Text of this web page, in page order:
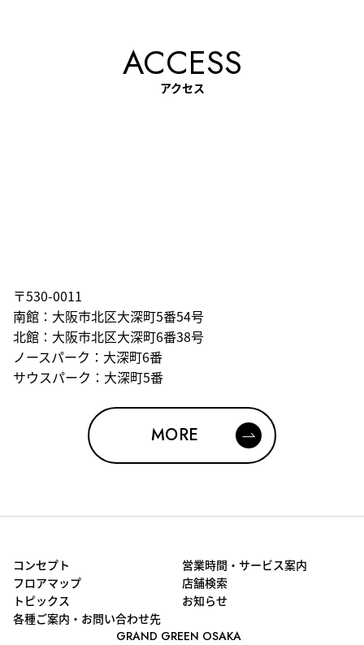
ACCESS
アクセス
〒530-0011
南館：大阪市北区大深町5番54号
北館：大阪市北区大深町6番38号
ノースパーク：大深町6番
サウスパーク：大深町5番
MORE
コンセプト
営業時間・サービス案内
フロアマップ
店舗検索
トピックス
お知らせ
各種ご案内・お問い合わせ先
GRAND GREEN OSAKA